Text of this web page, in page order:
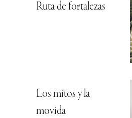
Ruta de fortalezas
Los mitos y la
movida